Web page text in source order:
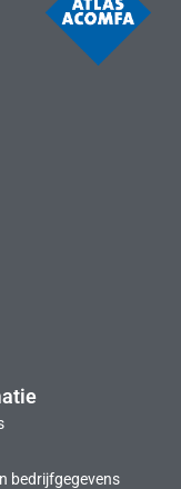
bedrijfgegevens